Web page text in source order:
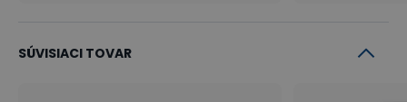
SÚVISIACI TOVAR